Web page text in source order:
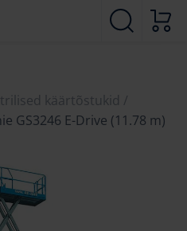
käärtõstukid
GS3246 E-Drive (11.78 m)